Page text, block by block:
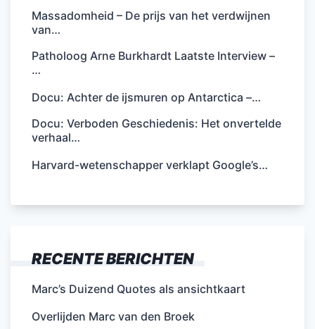
Massadomheid – De prijs van het verdwijnen
van…
Patholoog Arne Burkhardt Laatste Interview –
…
Docu: Achter de ijsmuren op Antarctica –…
Docu: Verboden Geschiedenis: Het onvertelde
verhaal…
Harvard-wetenschapper verklapt Google’s…
RECENTE BERICHTEN
Marc’s Duizend Quotes als ansichtkaart
Overlijden Marc van den Broek